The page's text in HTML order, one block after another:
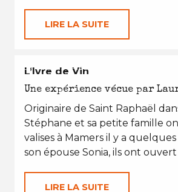
LIRE LA SUITE
EN TOUTES SAISONS
L’Ivre de Vin
Une expérience vécue par
Originaire de Saint Raphaël
Stéphane et sa petite famille
valises à Mamers il y a quelques
son épouse Sonia, ils ont ouvert
LIRE LA SUITE